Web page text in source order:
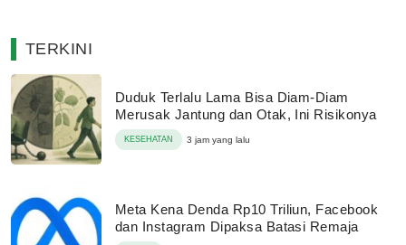
TERKINI
Duduk Terlalu Lama Bisa Diam-Diam
Merusak Jantung dan Otak, Ini Risikonya
KESEHATAN 3 jam yang lalu
Meta Kena Denda Rp10 Triliun, Facebook
dan Instagram Dipaksa Batasi Remaja